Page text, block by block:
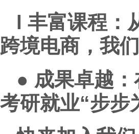
l 丰富课程：
跨境电商，我
● 成果卓越：
考研就业“步步